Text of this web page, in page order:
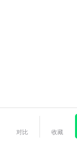
对比 收藏